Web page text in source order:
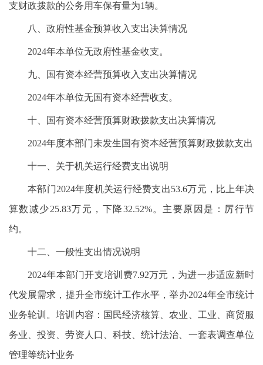
支财政拨款的公务用车保有量为1辆。
八、政府性基金预算收入支出决算情况
2024年本单位无政府性基金收支。
九、国有资本经营预算收入支出决算情况
2024年本单位无国有资本经营收支。
十、国有资本经营预算财政拨款支出决算情况
2024年度本部门未发生国有资本经营预算财政拨款支出
十一、关于机关运行经费支出说明
本部门2024年度机关运行经费支出53.6万元，比上年决
算数减少25.83万元，下降32.52%。主要原因是：厉行节
约。
十二、一般性支出情况说明
2024年本部门开支培训费7.92万元，为进一步适应新时
代发展需求，提升全市统计工作水平，举办2024年全市统计
业务轮训。培训内容：国民经济核算、农业、工业、商贸服
务业、投资、劳资人口、科技、统计法治、一套表调查单位
管理等统计业务